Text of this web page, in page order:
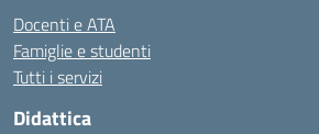
Docenti e ATA
Famiglie e studenti
Tutti i servizi
Didattica